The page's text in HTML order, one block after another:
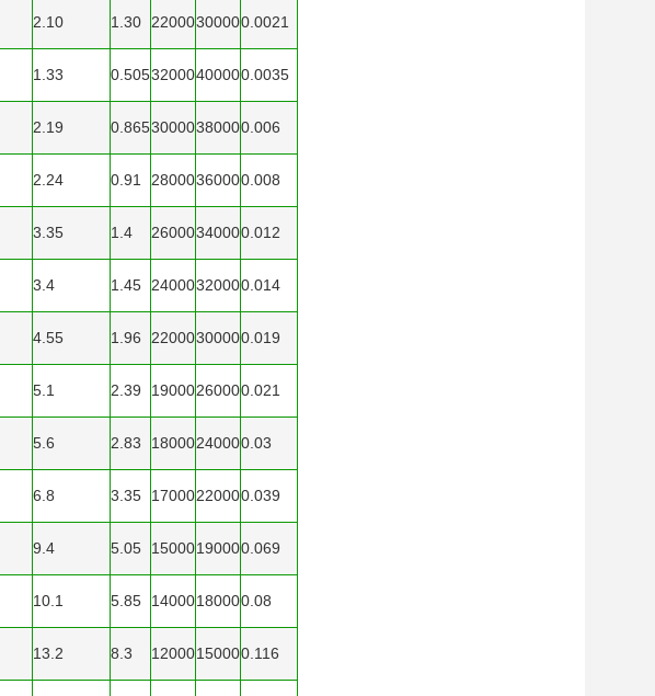
2.10 1.30 22000300000.0021
1.33 0.50532000400000.0035
2.19 0.86530000380000.006
2.24 0.91 28000360000.008
3.35 1.4 26000340000.012
3.4 1.45 24000320000.014
4.55 1.96 22000300000.019
5.1 2.39 19000260000.021
5.6 2.83 18000240000.03
6.8 3.35 17000220000.039
9.4 5.05 15000190000.069
10.1 5.85 14000180000.08
13.2 8.3 12000150000.116